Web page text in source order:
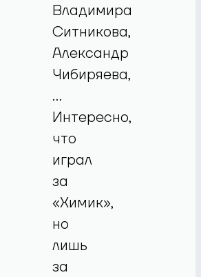
Владимира
Ситникова,
Александр
Чибиряева,
…
Интересно,
что
играл
за
«Химик»,
но
лишь
за